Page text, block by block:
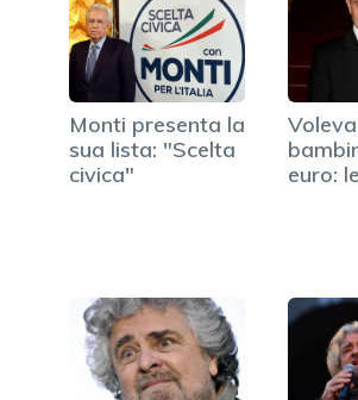
Monti presenta la
sua lista: "Scelta
civica"
euro: